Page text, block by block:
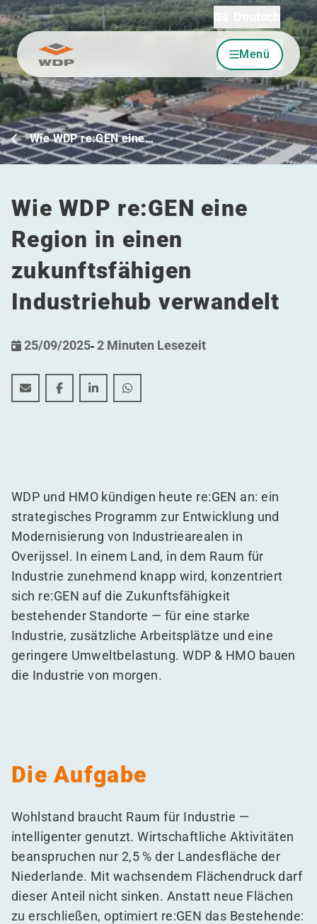
Zum Inhalt wechseln Menü
Wie WDP re:GEN eine…
Wie WDP re:GEN eine
Region in einen
zukunftsfähigen
Industriehub verwandelt
25/09/2025-2 Minuten Lesezeit
Wie WDP re:GEN eine Region in einen
Wie WDP re:GEN eine Region in einen
Wie WDP re:GEN eine Region in einen
Wie WDP re:GEN eine Region in
WDP und HMOkündigen heute re:GEN an: ein
strategisches Programm zur Entwicklung und
Modernisierung von Industriearealen in
Overijssel. In einem Land, in dem Raum für
Industrie zunehmend knapp wird, konzentriert
sich re:GEN auf die Zukunftsfähigkeit
bestehender Standorte — für eine starke
Industrie, zusätzliche Arbeitsplätze und eine
geringere Umweltbelastung. WDP & HMO bauen
die Industrie von morgen.
Die Aufgabe
Wohlstand braucht Raum für Industrie —
intelligenter genutzt. Wirtschaftliche Aktivitäten
beanspruchen nur 2,5 % der Landesfläche der
Niederlande. Mit wachsendem Flächendruck darf
dieser Anteil nicht sinken. Anstatt neue Flächen
zu erschließen, optimiert re:GEN das Bestehende: